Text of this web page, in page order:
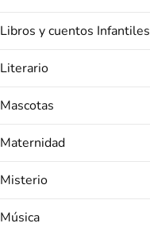
Libros y cuentos Infantiles
Literario
Mascotas
Maternidad
Misterio
Música